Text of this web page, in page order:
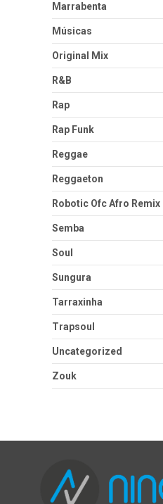
Marrabenta
Músicas
Original Mix
R&B
Rap
Rap Funk
Reggae
Reggaeton
Robotic Ofc Afro Remix
Semba
Soul
Sungura
Tarraxinha
Trapsoul
Uncategorized
Zouk